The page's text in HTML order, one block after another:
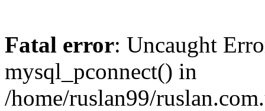
Fatal error: Uncaught
mysql_pconnect() in
/home/ruslan99/